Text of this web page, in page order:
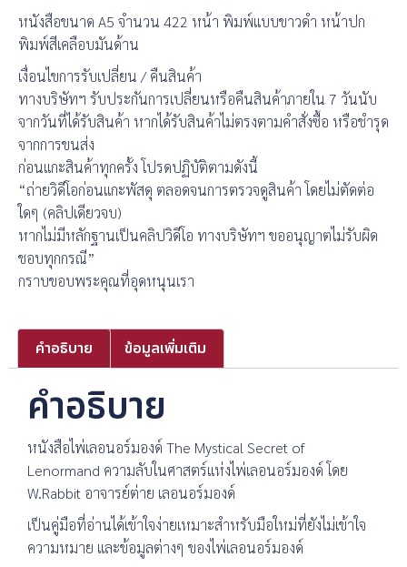
หนังสือขนาด A5 จำนวน 422 หน้า พิมพ์แบบขาวดำ หน้าปก
พิมพ์สีเคลือบมันด้าน
เงื่อนไขการรับเปลี่ยน / คืนสินค้า
ทางบริษัทฯ รับประกันการเปลี่ยนหรือคืนสินค้าภายใน 7 วันนับ
จากวันที่ได้รับสินค้า หากได้รับสินค้าไม่ตรงตามคำสั่งซื้อ หรือชำรุด
จากการขนส่ง
ก่อนแกะสินค้าทุกครั้ง โปรดปฏิบัติตามดังนี้
“ถ่ายวิดีโอก่อนแกะพัสดุ ตลอดจนการตรวจดูสินค้า โดยไม่ตัดต่อ
ใดๆ (คลิปเดียวจบ)
หากไม่มีหลักฐานเป็นคลิปวิดีโอ ทางบริษัทฯ ขออนุญาตไม่รับผิด
ชอบทุกกรณี”
กราบขอบพระคุณที่อุดหนุนเรา
คำอธิบาย ข้อมูลเพิ่มเติม
คำอธิบาย
หนังสือไพ่เลอนอร์มองด์ The Mystical Secret of
Lenormand ความลับในศาสตร์แห่งไพ่เลอนอร์มองด์ โดย
W.Rabbit อาจารย์ต่าย เลอนอร์มองด์
เป็นคู่มือที่อ่านได้เข้าใจง่ายเหมาะสำหรับมือใหม่ที่ยังไม่เข้าใจ
ความหมาย และข้อมูลต่างๆ ของไพ่เลอนอร์มองด์